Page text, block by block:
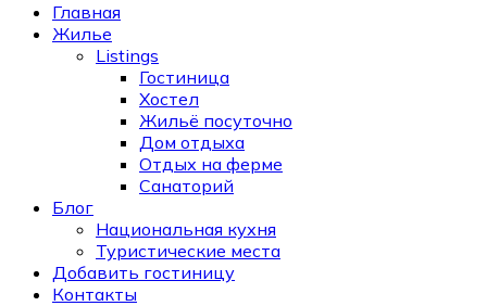
Главная
Жилье
Listings
Гостиница
Хостел
Жильё посуточно
Дом отдыха
Отдых на ферме
Санаторий
Блог
Национальная кухня
Туристические места
Добавить гостиницу
Контакты